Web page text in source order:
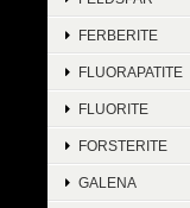
FERBERITE
FLUORAPATITE
FLUORITE
FORSTERITE
GALENA